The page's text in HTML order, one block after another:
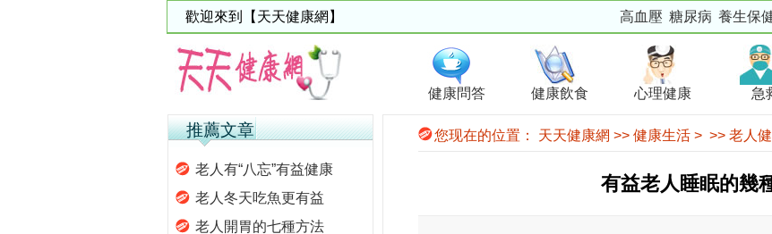
歡迎來到【天天健康網】 高血壓 糖尿病 養生保
健康問答 健康飲食 心理健康 急
您现在的位置： 天天健康網 >> 健康生活 > >> 老人
有益老人睡眠的幾
推薦文章
老人有“八忘”有益健康
老人冬天吃魚更有益
老人開胃的七種方法